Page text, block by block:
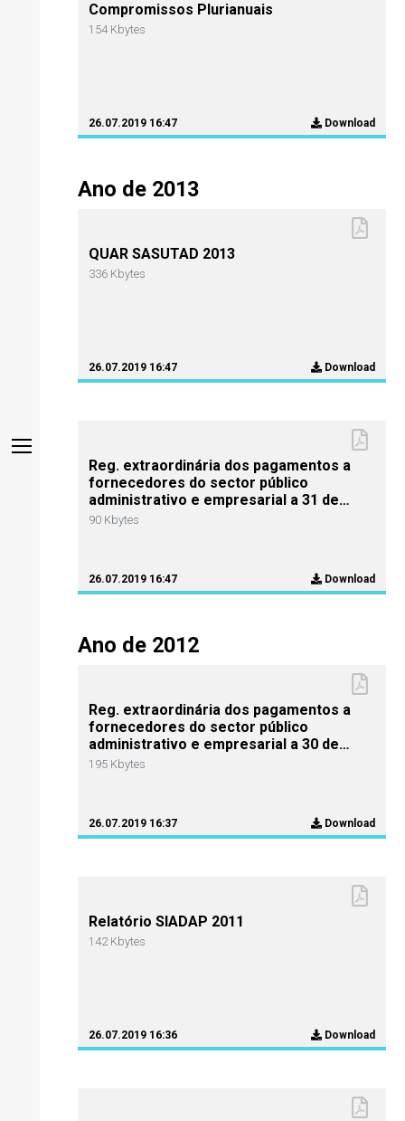
Compromissos Plurianuais
154 Kbytes
26.07.2019 16:47 Download
Ano de 2013
QUAR SASUTAD 2013
336 Kbytes
26.07.2019 16:47 Download
Reg. extraordinária dos pagamentos a
fornecedores do sector público
administrativo e empresarial a 31 de
Dezembro de 2013
90 Kbytes
26.07.2019 16:47 Download
Ano de 2012
Reg. extraordinária dos pagamentos a
fornecedores do sector público
administrativo e empresarial a 30 de
Junho de 2012
195 Kbytes
26.07.2019 16:37 Download
Relatório SIADAP 2011
142 Kbytes
26.07.2019 16:36 Download